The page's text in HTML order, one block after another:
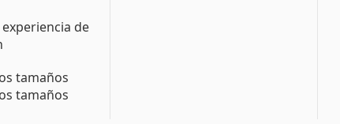
de
tamaños
tamaños